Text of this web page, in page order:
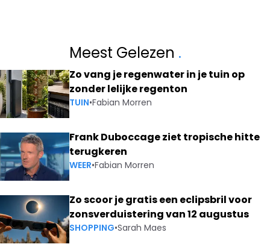
Meest Gelezen .
Zo vang je regenwater in je tuin op
zonder lelijke regenton
TUIN•Fabian Morren
Frank Duboccage ziet tropische hitte
terugkeren
WEER•Fabian Morren
Zo scoor je gratis een eclipsbril voor
zonsverduistering van 12 augustus
SHOPPING•Sarah Maes